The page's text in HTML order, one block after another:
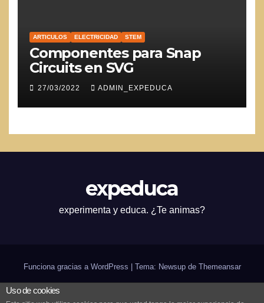
ARTICULOS ELECTRICIDAD STEM
Componentes para Snap
Circuits en SVG
27/03/2022 ADMIN_EXPEDUCA
expeduca
experimenta y educa. ¿Te animas?
Funciona gracias a WordPress Tema: Newsup de Themeansar
Inicio ¿expeduca?
Uso de cookies